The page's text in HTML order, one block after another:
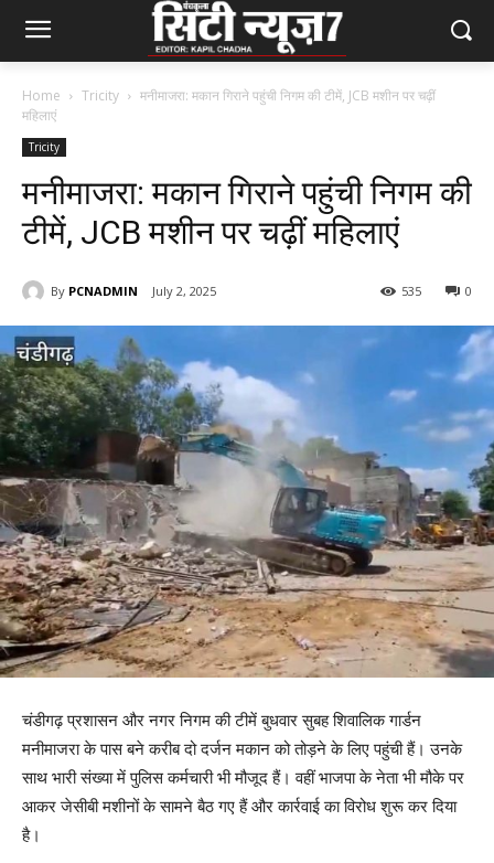
Home Tricity
मनीमाजरा: मकान गिराने पहुंची निगम की टीमें, JCB मशीन पर चढ़ीं
महिलाएं
Tricity
मनीमाजरा: मकान गिराने पहुंची निगम की
टीमें, JCB मशीन पर चढ़ीं महिलाएं
By PCNADMIN July 2, 2025 0
535
चंडीगढ़ प्रशासन और नगर निगम की टीमें बुधवार सुबह शिवालिक गार्डन
मनीमाजरा के पास बने करीब दो दर्जन मकान को तोड़ने के लिए पहुंची हैं। उनके
साथ भारी संख्या में पुलिस कर्मचारी भी मौजूद हैं। वहीं भाजपा के नेता भी मौके पर
आकर जेसीबी मशीनों के सामने बैठ गए हैं और कार्रवाई का विरोध शुरू कर दिया
है।